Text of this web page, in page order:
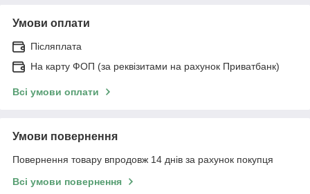
Умови оплати
Післяплата
На карту ФОП (за реквізитами на рахунок Приватбанк)
Всі умови оплати
Умови повернення
Повернення товару впродовж 14 днів за рахунок покупця
Всі умови повернення